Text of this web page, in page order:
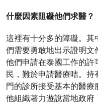
什麼因素阻礙他們求醫？
這裡有十分多的障礙。
們需要勇敢地出示證明
他們申請在泰國工作的
民，難於申請醫療咭。
門的診所接受基本的醫
他組織著力遊說當地政